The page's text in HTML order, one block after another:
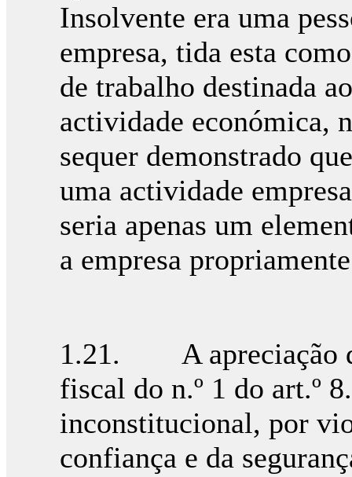
Insolvente era uma
empresa, tida esta
de trabalho destinada
actividade económica,
sequer demonstrado
uma actividade
seria apenas um
a empresa
1.21. A apreciação
fiscal do n.º 1 do art.º
inconstitucional, por
confiança e da